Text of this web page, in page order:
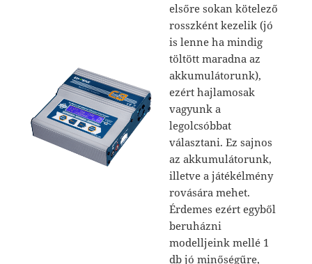
elsőre sokan kötelező
rosszként kezelik (jó
is lenne ha mindig
töltött maradna az
akkumulátorunk),
ezért hajlamosak
vagyunk a
legolcsóbbat
választani. Ez sajnos
az akkumulátorunk,
illetve a játékélmény
rovására mehet.
Érdemes ezért egyből
beruházni
modelljeink mellé 1
db jó minőségűre,